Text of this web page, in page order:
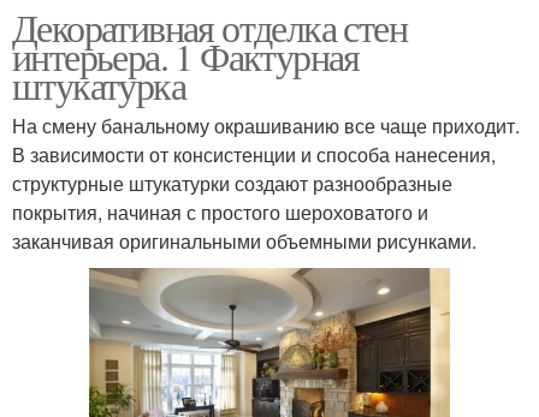
Декоративная отделка стен
интерьера. 1 Фактурная
штукатурка
На смену банальному окрашиванию все чаще приходит.
В зависимости от консистенции и способа нанесения,
структурные штукатурки создают разнообразные
покрытия, начиная с простого шероховатого и
заканчивая оригинальными объемными рисунками.